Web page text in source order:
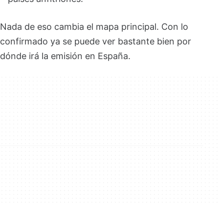
Nada de eso cambia el mapa principal. Con lo
confirmado ya se puede ver bastante bien por
dónde irá la emisión en España.